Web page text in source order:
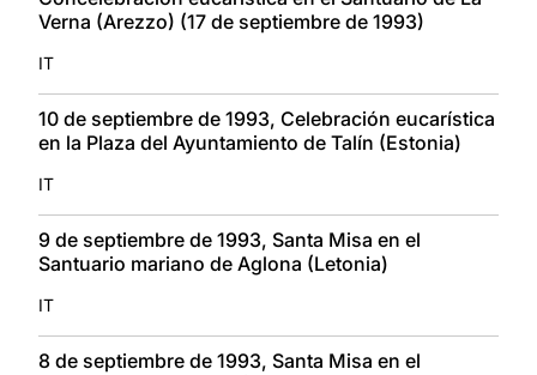
Verna (Arezzo) (17 de septiembre de 1993)
IT
10 de septiembre de 1993, Celebración eucarística
en la Plaza del Ayuntamiento de Talín (Estonia)
IT
9 de septiembre de 1993, Santa Misa en el
Santuario mariano de Aglona (Letonia)
IT
8 de septiembre de 1993, Santa Misa en el